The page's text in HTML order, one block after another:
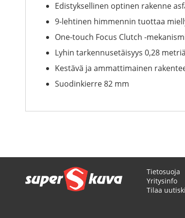
Edistyksellinen optinen rakenne
9-lehtinen himmennin tuottaa
One-touch Focus Clutch -
Lyhin tarkennusetäisyys 0,28 metriä
Kestävä ja ammattimainen
Suodinkierre 82 mm
Tietosuoja
Yritysinfo
Tilaa